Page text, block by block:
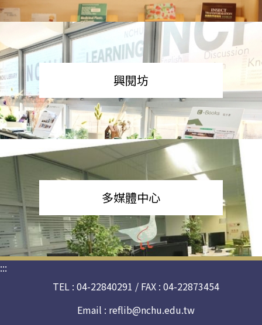
興閱坊
多媒體中心
:::
TEL : 04-22840291 / FAX : 04-22873454
Email : reflib@nchu.edu.tw